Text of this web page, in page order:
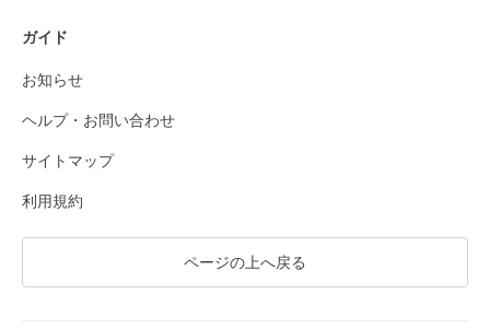
ガイド
お知らせ
ヘルプ・お問い合わせ
サイトマップ
利用規約
ページの上へ戻る